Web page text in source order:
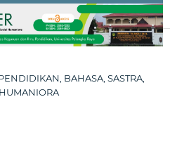
BAHASA, SASTRA,